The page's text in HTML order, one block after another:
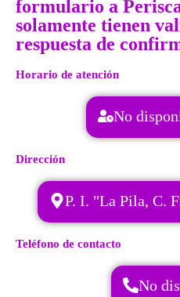
formulario a
solamente tienen
respuesta de
Horario de atención
No
Dirección
P. I. "La Pila, C.
Teléfono de contacto
No